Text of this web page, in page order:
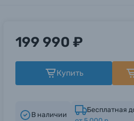
199 990 ₽
Купить
В наличии
Бесплатная